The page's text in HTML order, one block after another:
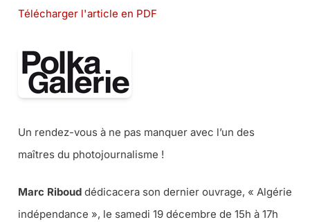
Télécharger l'article en PDF
Un rendez-vous à ne pas manquer avec l’un des
maîtres du photojournalisme !
Marc Riboud dédicacera son dernier ouvrage, « Algérie
indépendance », le samedi 19 décembre de 15h à 17h